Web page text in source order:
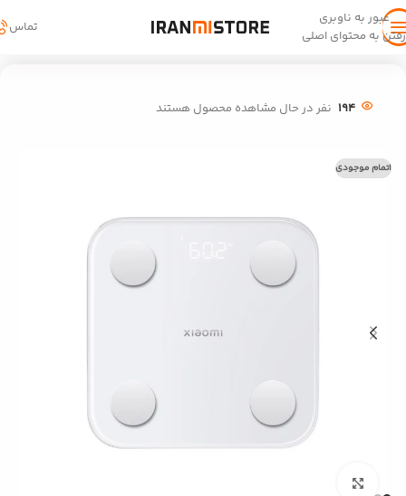
عبور به ناوبری
رفتن به محتوای اصلی
تماس
خانه
سبک زندگی /ترازو
194 نفر در حال مشاهده محصول هستند
اتمام موجودی